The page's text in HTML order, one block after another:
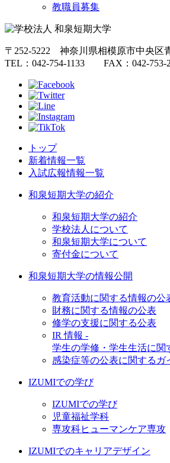
教職員募集
〒252-5222 神奈川県相模原市中央区
TEL：042-754-1133 FAX：042-753-
トップ
新着情報一覧
入試広報情報一覧
和泉短期大学の紹介
和泉短期大学の紹介
学校法人について
和泉短期大学について
寄付金について
和泉短期大学の情報公開
教育活動に関する情報の公
財務に関する情報の公表
修学の支援に関する公表
IR 情報 -
学生の学修・学生生活に関
感染症等の公表に関するガ
IZUMIでの学び
IZUMIでの学び
児童福祉学科
専攻科ヒューマンケア専攻
IZUMIでのキャリアデザイン